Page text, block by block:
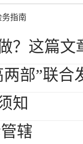
务指南
？这篇文
两部”联
知
辖